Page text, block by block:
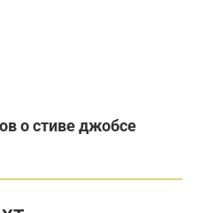
о стиве джобсе